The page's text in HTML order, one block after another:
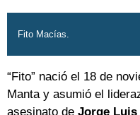
Fito Macías.
“Fito” nació el 18 de
Manta y asumió el
asesinato de Jorge Luis